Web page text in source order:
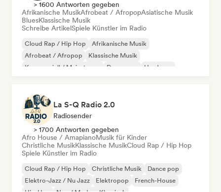
> 1600 Antworten gegeben
Afrikanische MusikAfrobeat / AfropopAsiatische Musik
BluesKlassische Musik
Schreibe ArtikelSpiele Künstler im Radio
Cloud Rap / Hip Hop
Afrikanische Musik
Afrobeat / Afropop
Klassische Musik
Kommerziell / Mainstream
Dance pop
Hardcore
La S-Q Radio 2.0
Radiosender
> 1700 Antworten gegeben
Afro House / AmapianoMusik für Kinder
Christliche MusikKlassische MusikCloud Rap / Hip Hop
Spiele Künstler im Radio
Cloud Rap / Hip Hop Christliche Musik
Dance pop
Elektro-Jazz / Nu Jazz
Elektropop
French-House